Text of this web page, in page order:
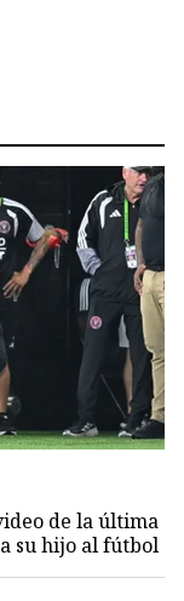
de la última
su hijo al fútbol